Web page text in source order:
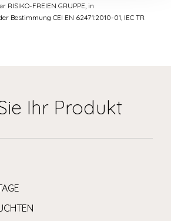
RISIKO-FREIEN GRUPPE, in
Bestimmung CEI EN 62471:2010-01, IEC TR
Ihr Produkt